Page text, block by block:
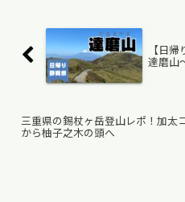
【日
達磨山
三重県の錫杖ヶ岳登山レポ！加太
から柚子之木の頭へ